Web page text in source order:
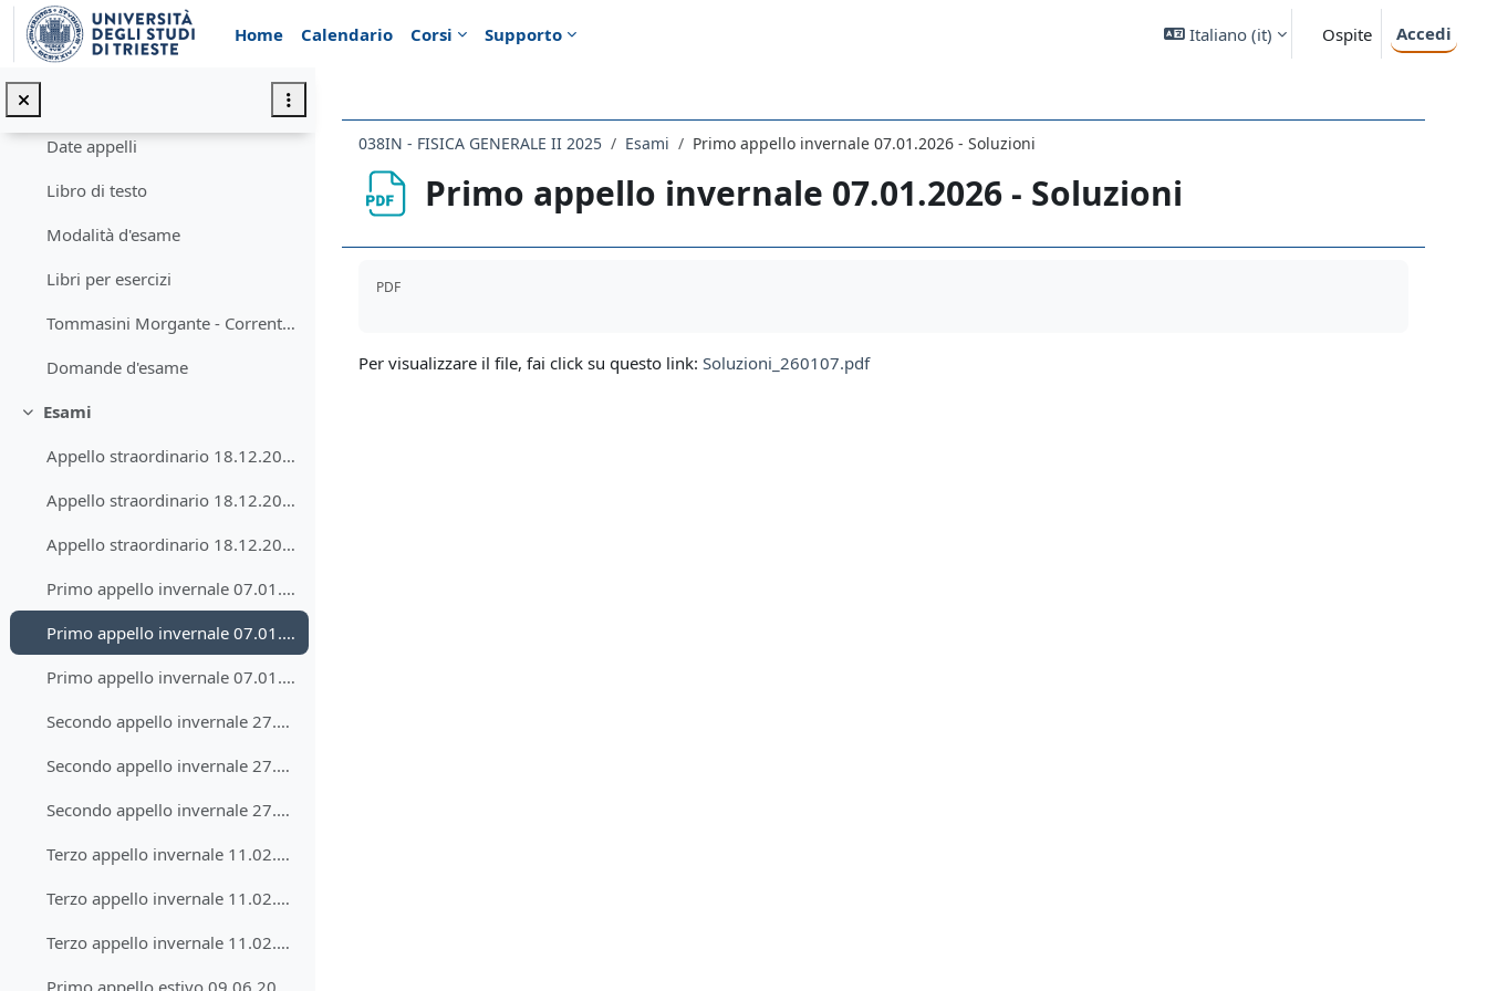
Vai al contenuto principale
Home
Calendario Corsi Supporto Italiano ‎(it)‎ Ospite
Accedi
Minimizza
Introduzione
Date appelli
Libro di testo
Modalità d'esame
Libri per esercizi
Tommasini Morgante - Correnti, radiazioni, quanti
Domande d'esame
Minimizza
Esami
Appello straordinario 18.12.2025 - testo
Appello straordinario 18.12.2025 - soluzioni
Appello straordinario 18.12.2025 - risultati
Primo appello invernale 07.01.2026 - Testo
Primo appello invernale 07.01.2026 - Soluzioni
Primo appello invernale 07.01.2025 - Risultati
Secondo appello invernale 27.01.2025 - Testo
Secondo appello invernale 27.01.2025 - Soluzioni
Secondo appello invernale 27.01.2025 - Risultati
Terzo appello invernale 11.02.2026 - Testo
Terzo appello invernale 11.02.2026 - Risultati
Terzo appello invernale 11.02.2026 - Soluzioni
038IN - FISICA GENERALE II 2025 Esami Primo appello invernale 07.01.2026 - Soluzioni
Primo appello invernale 07.01.2026 - Soluzioni
PDF
Per visualizzare il file, fai click su questo link: Soluzioni_260107.pdf